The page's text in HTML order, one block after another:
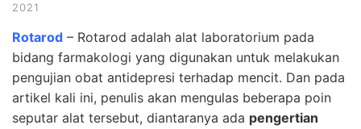
2021
Rotarod – Rotarod adalah alat laboratorium pada
bidang farmakologi yang digunakan untuk melakukan
pengujian obat antidepresi terhadap mencit. Dan pada
artikel kali ini, penulis akan mengulas beberapa poin
seputar alat tersebut, diantaranya ada pengertian